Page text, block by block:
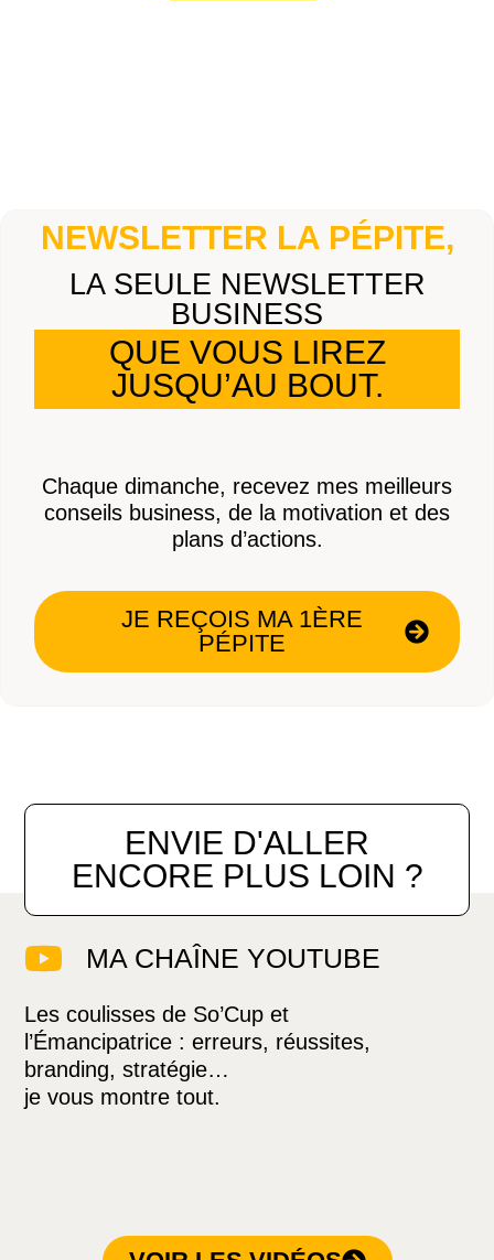
NEWSLETTER LA PÉPITE,
LA SEULE NEWSLETTER
BUSINESS
QUE VOUS LIREZ
JUSQU’AU BOUT.
Chaque dimanche, recevez mes meilleurs
conseils business, de la motivation et des
plans d’actions.
JE REÇOIS MA 1ÈRE
PÉPITE
ENVIE D'ALLER
ENCORE PLUS LOIN ?
MA CHAÎNE YOUTUBE
Les coulisses de So’Cup et
l’Émancipatrice : erreurs, réussites,
branding, stratégie…
je vous montre tout.